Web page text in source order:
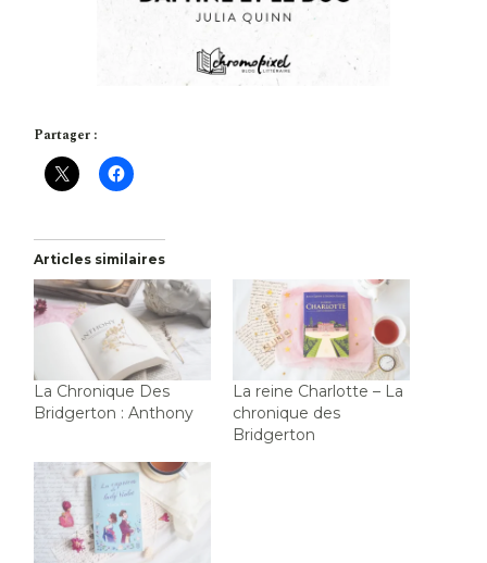
Partager :
Articles similaires
La Chronique Des
Bridgerton : Anthony
La reine Charlotte – La
chronique des
Bridgerton